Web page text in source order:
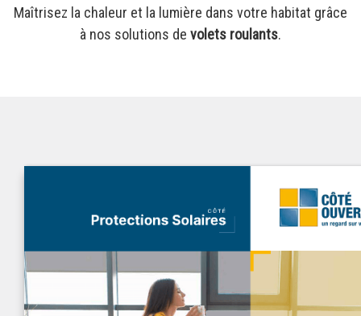
Maîtrisez la chaleur et la lumière dans votre habitat grâce
à nos solutions de volets roulants.